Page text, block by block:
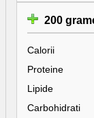
200
Calorii
Proteine
Lipide
Carbohidrati